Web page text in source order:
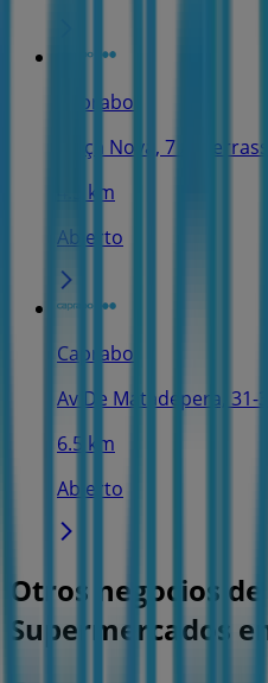
Caprabo
Plaça Nova, 7 A,
4.5 km
Abierto
Caprabo
Av De Matadepera, 31-
6.5 km
Abierto
Otros negocios de
Supermercados